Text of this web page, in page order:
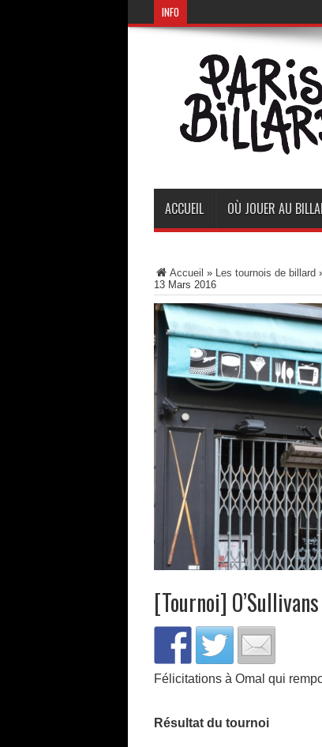
INFO
ACCUEIL OÙ JOUER AU
Accueil » Les tournois de billard
13 Mars 2016
[Tournoi]
Félicitations à Omal qui
Résultat du tournoi